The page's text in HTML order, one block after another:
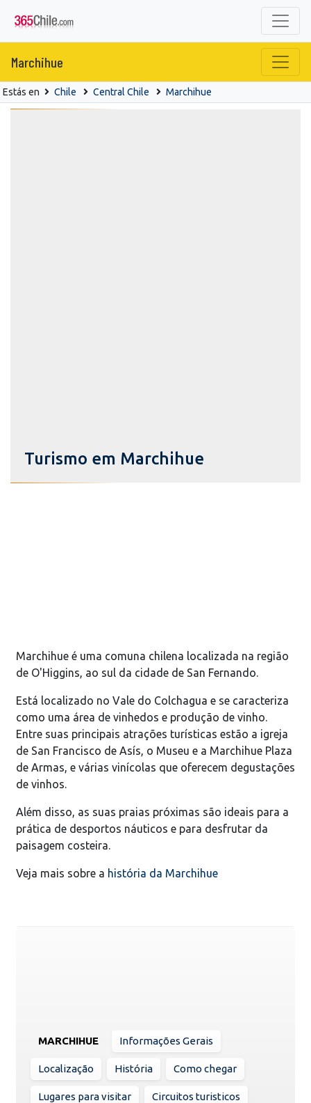
Marchihue
Estás en Chile Central Chile Marchihue
Turismo em Marchihue
Marchihue é uma comuna chilena localizada na região
de O'Higgins, ao sul da cidade de San Fernando.
Está localizado no Vale do Colchagua e se caracteriza
como uma área de vinhedos e produção de vinho.
Entre suas principais atrações turísticas estão a igreja
de San Francisco de Asís, o Museu e a Marchihue Plaza
de Armas, e várias vinícolas que oferecem degustações
de vinhos.
Além disso, as suas praias próximas são ideais para a
prática de desportos náuticos e para desfrutar da
paisagem costeira.
Veja mais sobre a história da Marchihue
MARCHIHUE Informações Gerais
Localização História Como chegar
Lugares para visitar Circuitos turisticos